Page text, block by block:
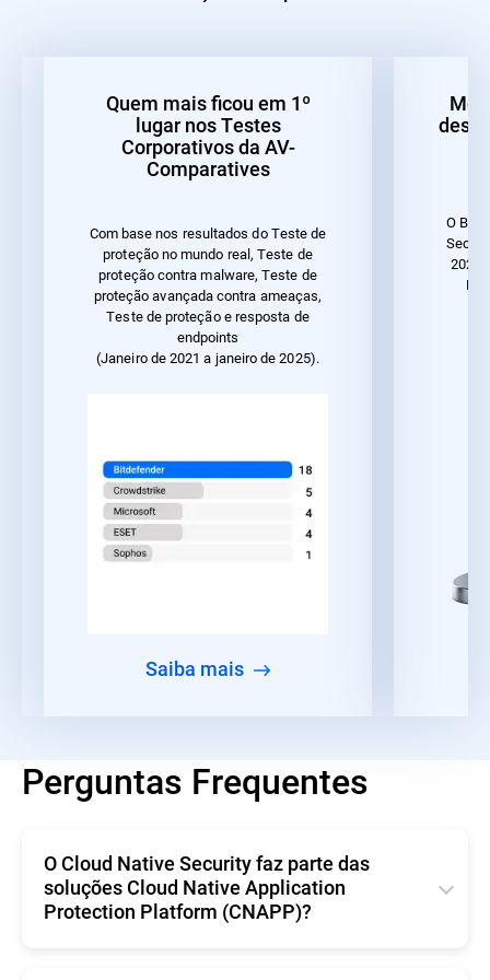
Quem mais ficou em 1º
lugar nos Testes
Corporativos da AV-
Comparatives
Com base nos resultados do Teste de
proteção no mundo real, Teste de
proteção contra malware, Teste de
proteção avançada contra ameaças,
Teste de proteção e resposta de
endpoints
(Janeiro de 2021 a janeiro de 2025).
Saiba mais
O
2023
Perguntas Frequentes
O Cloud Native Security faz parte das
soluções Cloud Native Application
Protection Platform (CNAPP)?